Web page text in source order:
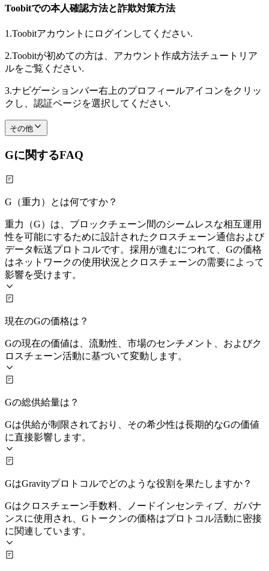
Toobitでの本人確認方法と詐欺対策方法
1.Toobitアカウントにログインしてください.
2.Toobitが初めての方は、アカウント作成方法チュートリア
ルをご覧ください.
3.ナビゲーションバー右上のプロフィールアイコンをクリッ
クし、認証ページを選択してください.
その他
Gに関するFAQ
G（重力）とは何ですか？
重力（G）は、ブロックチェーン間のシームレスな相互運用
性を可能にするために設計されたクロスチェーン通信および
データ転送プロトコルです。採用が進むにつれて、Gの価格
はネットワークの使用状況とクロスチェーンの需要によって
影響を受けます。
現在のGの価格は？
Gの現在の価値は、流動性、市場のセンチメント、およびク
ロスチェーン活動に基づいて変動します。
Gの総供給量は？
Gは供給が制限されており、その希少性は長期的なGの価値
に直接影響します。
GはGravityプロトコルでどのような役割を果たしますか？
Gはクロスチェーン手数料、ノードインセンティブ、ガバナ
ンスに使用され、Gトークンの価格はプロトコル活動に密接
に関連しています。